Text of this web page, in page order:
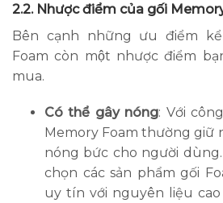
2.2. Nhược điểm của gối
Bên cạnh những ưu điểm
Foam còn một nhược điểm
mua.
Có thể gây nóng: Với
Memory Foam thường giữ
nóng bức cho người
chọn các sản phẩm gối
uy tín với nguyên liệu